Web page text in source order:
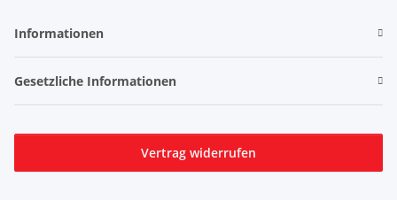
Informationen
Gesetzliche Informationen
Vertrag widerrufen